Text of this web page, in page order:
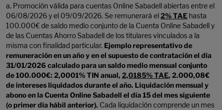
a. Promoción válida para cuentas Online Sabadell abiertas entre el
06/08/2026 y el 09/09/2026. Se remunerará el2% TAE hasta
100.000€ de saldo medio conjunto de la Cuenta Online Sabadell y
de las Cuentas Ahorro Sabadell de los titulares vinculados a la
misma con finalidad particular. Ejemplo representativo de
remuneración en un año y en el supuesto de contratación el día
31/01/2026 calculado para un saldo medio mensual conjunto
de 100.000€: 2,0001% TIN anual, 2,0185% TAE, 2.000,08€
de intereses liquidados durante el año. Liquidación mensual y
abono en la Cuenta Online Sabadell el día 15 del mes siguiente
(o primer día hábil anterior). Cada liquidación comprende un mes